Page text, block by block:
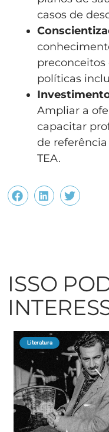
casos de
preconceitos
políticas
Ampliar a
capacitar
de
TEA.
ISSO
Literatura